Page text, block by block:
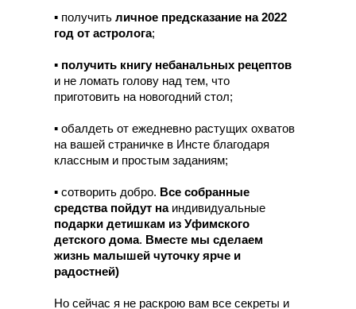
▪️ получить личное предсказание на 2022
год от астролога;
▪️ получить книгу небанальных рецептов
и не ломать голову над тем, что
приготовить на новогодний стол;
▪️ обалдеть от ежедневно растущих охватов
на вашей страничке в Инсте благодаря
классным и простым заданиям;
▪️ сотворить добро. Все собранные
средства пойдут наиндивидуальные
подарки детишкам из Уфимского
детского дома. Вместе мы сделаем
жизнь малышей чуточку ярче и
радостней)
Но сейчас я не раскрою вам все секреты и